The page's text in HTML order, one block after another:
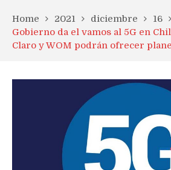
Home 2021 diciembre
16
Gobierno da el vamos al 5G en
Claro y WOM podrán ofrecer